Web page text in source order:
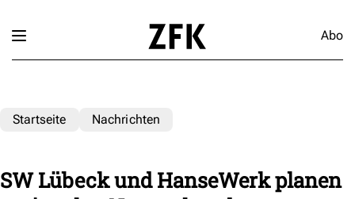
Abo
Startseite Nachrichten
SW Lübeck und HanseWerk planen